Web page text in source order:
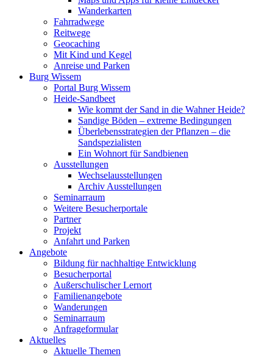
Wanderkarten
Fahrradwege
Reitwege
Geocaching
Mit Kind und Kegel
Anreise und Parken
Burg Wissem
Portal Burg Wissem
Heide-Sandbeet
Wie kommt der Sand in die Wahner Heide?
Sandige Böden – extreme Bedingungen
Überlebensstrategien der Pflanzen – die
Sandspezialisten
Ein Wohnort für Sandbienen
Ausstellungen
Wechselausstellungen
Archiv Ausstellungen
Seminarraum
Weitere Besucherportale
Partner
Projekt
Anfahrt und Parken
Angebote
Bildung für nachhaltige Entwicklung
Besucherportal
Außerschulischer Lernort
Familienangebote
Wanderungen
Seminarraum
Anfrageformular
Aktuelles
Aktuelle Themen